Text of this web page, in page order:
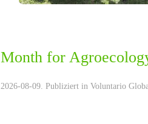
Month for
2026-08-09. Publiziert in Voluntario